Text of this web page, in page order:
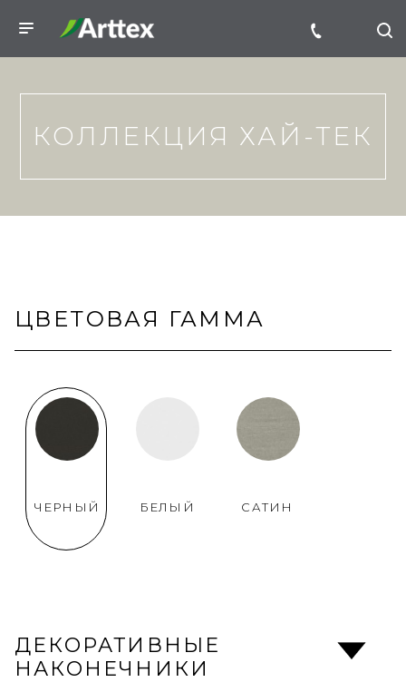
КОЛЛЕКЦИЯ ХАЙ-ТЕК
ЦВЕТОВАЯ ГАММА
ЧЕРНЫЙ БЕЛЫЙ САТИН
ДЕКОРАТИВНЫЕ
НАКОНЕЧНИКИ